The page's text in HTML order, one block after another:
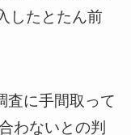
したとたん前
査に手間取って
わないとの判